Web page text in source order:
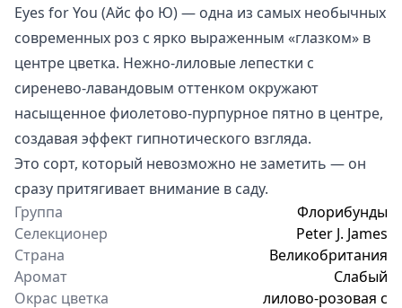
Eyes for You (Айс фо Ю) — одна из самых необычных
современных роз с ярко выраженным «глазком» в
центре цветка. Нежно-лиловые лепестки с
сиренево-лавандовым оттенком окружают
насыщенное фиолетово-пурпурное пятно в центре,
создавая эффект гипнотического взгляда.
Это сорт, который невозможно не заметить — он
сразу притягивает внимание в саду.
Группа
Флорибунды
Селекционер
Peter J. James
Страна
Великобритания
Аромат
Слабый
Окрас цветка
лилово-розовая с